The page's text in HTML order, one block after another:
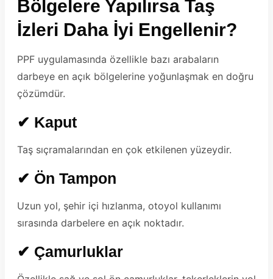
Bölgelere Yapılırsa Taş
İzleri Daha İyi Engellenir?
PPF uygulamasında özellikle bazı arabaların
darbeye en açık bölgelerine yoğunlaşmak en doğru
çözümdür.
✔ Kaput
Taş sıçramalarından en çok etkilenen yüzeydir.
✔ Ön Tampon
Uzun yol, şehir içi hızlanma, otoyol kullanımı
sırasında darbelere en açık noktadır.
✔ Çamurluklar